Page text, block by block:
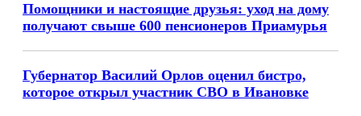
Помощники и настоящие друзья: уход на дому
получают свыше 600 пенсионеров Приамурья
Губернатор Василий Орлов оценил бистро,
которое открыл участник СВО в Ивановке